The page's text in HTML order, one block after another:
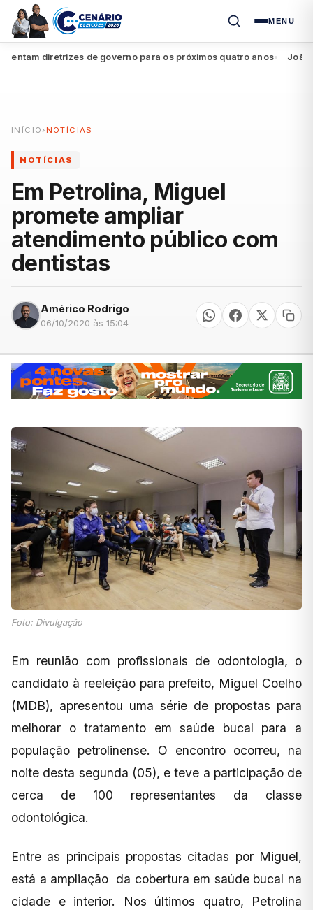
MENU
diretrizes de governo para os próximos quatro anos● João
INÍCIO ›NOTÍCIAS
NOTÍCIAS
Em Petrolina, Miguel
promete ampliar
atendimento público com
dentistas
Américo Rodrigo
06/10/2020 às 15:04
Foto: Divulgação
Em reunião com profissionais de odontologia, o
candidato à reeleição para prefeito, Miguel Coelho
(MDB), apresentou uma série de propostas para
melhorar o tratamento em saúde bucal para a
população petrolinense. O encontro ocorreu, na
noite desta segunda (05), e teve a participação de
cerca de 100 representantes da classe
odontológica.
Entre as principais propostas citadas por Miguel,
está a ampliação da cobertura em saúde bucal na
cidade e interior. Nos últimos quatro, Petrolina